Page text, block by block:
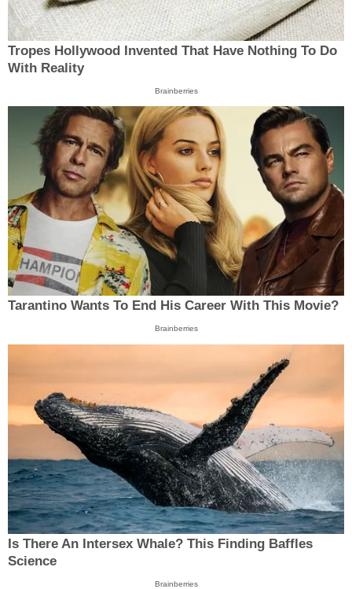
Tropes Hollywood Invented That Have Nothing To Do
With Reality
Brainberries
Tarantino Wants To End His Career With This Movie?
Brainberries
Is There An Intersex Whale? This Finding Baffles
Science
Brainberries